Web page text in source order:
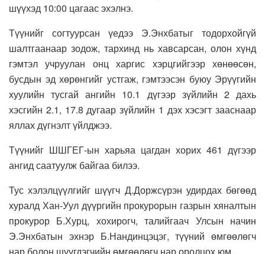
шүүхэд 10:00 цагаас эхэлнэ.
Түүнийг согтуурсан үедээ Э.Энхбатыг тодорхойгүй
шалтгаанаар зодож, тархинд нь хавсарсан, олон хүнд
гэмтэл учруулан онц харгис хэрцгийгээр хөнөөсөн,
бусдын эд хөрөнгийг устгаж, гэмтээсэн буюу Эрүүгийн
хуулийн тусгай ангийн 10.1 дүгээр зүйлийн 2 дахь
хэсгийн 2.1, 17.8 дугаар зүйлийн 1 дэх хэсэгт зааснаар
яллах дүгнэлт үйлджээ.
Түүнийг ШШГЕГ-ын харьяа цагдан хорих 461 дүгээр
ангид саатуулж байгаа билээ.
Тус хэлэлцүүлгийг шүүгч Д.Доржсүрэн удирдах бөгөөд
хуралд Хан-Уул дүүргийн прокурорын газрын хяналтын
прокурор Б.Хурц, хохирогч, талийгаач Улсын начин
Э.Энхбатын эхнэр Б.Нандинцэцэг, түүний өмгөөлөгч
нар болон шүүгдэгчийн өмгөөлөгч нар оролцох юм.